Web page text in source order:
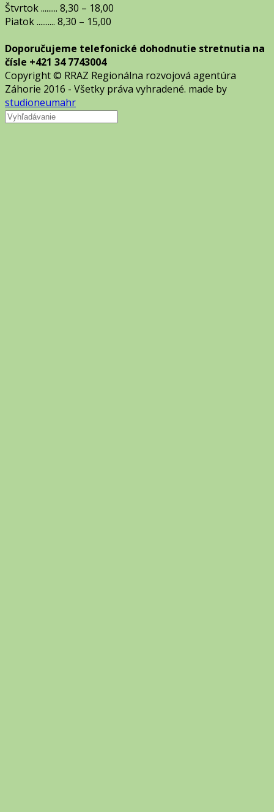
Štvrtok ......... 8,30 – 18,00
Piatok .......... 8,30 – 15,00
Doporučujeme telefonické dohodnutie stretnutia na
čísle +421 34 7743004
Copyright © RRAZ Regionálna rozvojová agentúra
Záhorie 2016 - Všetky práva vyhradené. made by
studioneumahr